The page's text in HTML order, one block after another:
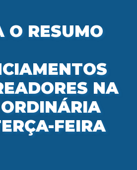
O RESUMO
NA
FEIRA